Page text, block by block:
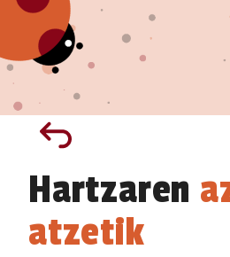
Hartzaren
atzetik